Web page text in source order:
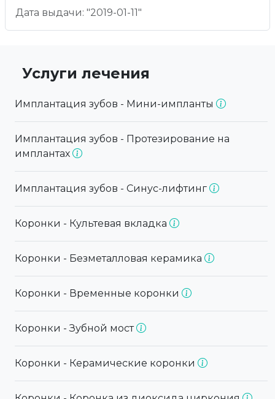
Дата выдачи: "2019-01-11"
Услуги лечения
Имплантация зубов - Мини-импланты
Имплантация зубов - Протезирование на
имплантах
Имплантация зубов - Синус-лифтинг
Коронки - Культевая вкладка
Коронки - Безметалловая керамика
Коронки - Временные коронки
Коронки - Зубной мост
Коронки - Керамические коронки